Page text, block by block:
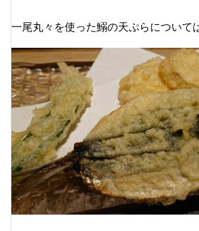
一尾丸々を使った鰯の天ぷらについて